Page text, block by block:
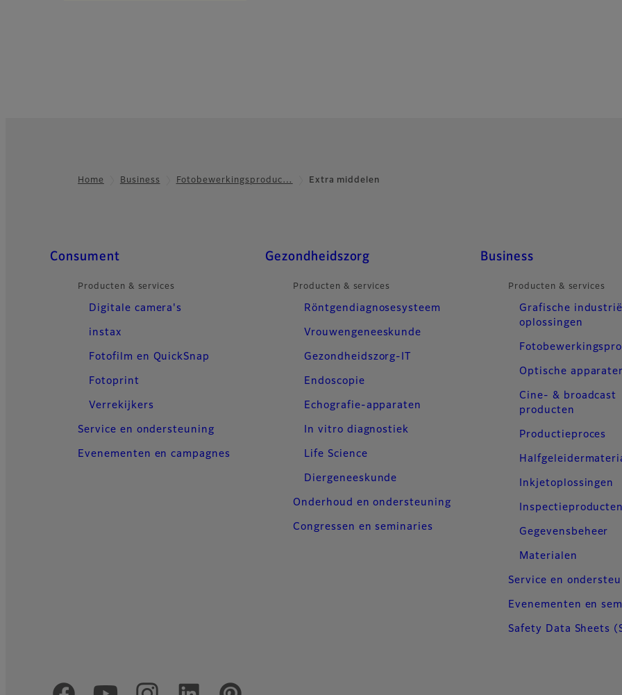
Home Business Fotobewerkingsproduc… Extra middelen
Quick Links
Consument
Producten & services
Digitale camera's
instax
Fotofilm en QuickSnap
Fotoprint
Verrekijkers
Service en ondersteuning
Evenementen en campagnes
Gezondheidszorg
Producten & services
Röntgendiagnosesysteem
Vrouwengeneeskunde
Gezondheidszorg-IT
Endoscopie
Echografie-apparaten
In vitro diagnostiek
Life Science
Diergeneeskunde
Onderhoud en ondersteuning
Congressen en seminaries
Business
Producten & services
Grafische
oplossingen
Optische
Cine- & broadcast
producten
Productieproces
Inkjetoplossingen
Gegevensbeheer
Materialen
Service en
Evenementen en
Safety Data Sheets
Officiële sociale media